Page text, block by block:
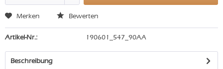
Merken Bewerten
Artikel-Nr.: 190601_547_90AA
Beschreibung